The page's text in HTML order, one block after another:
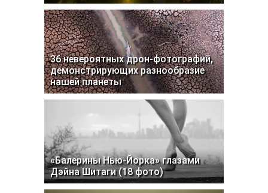
36 невероятных дрон-фотографий,
демонстрирующих разнообразие
нашей планеты
«Балерины Нью-Йорка» глазами
Дэйна Шитаги (18 фото)